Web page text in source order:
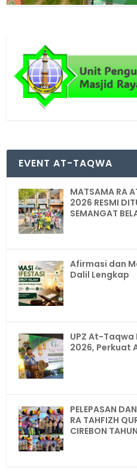
EVENT AT-TAQWA
MATSAMA RA
2026 RESMI
SEMANGAT
Afirmasi dan
Dalil Lengkap
UPZ At-Taqwa
2026, Perkuat
PELEPASAN
RA TAHFIZH
CIREBON